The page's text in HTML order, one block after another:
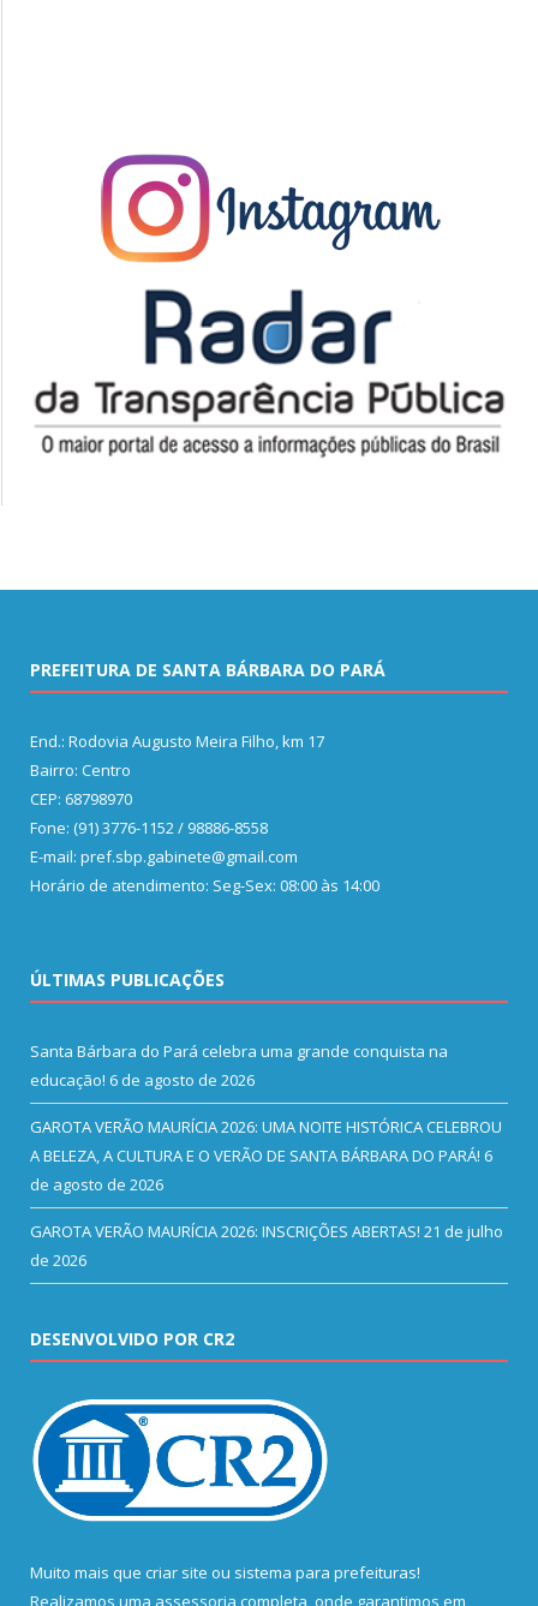
PREFEITURA DE SANTA BÁRBARA DO PARÁ
End.: Rodovia Augusto Meira Filho, km 17
Bairro: Centro
CEP: 68798970
Fone: (91) 3776-1152 / 98886-8558
E-mail: pref.sbp.gabinete@gmail.com
Horário de atendimento: Seg-Sex: 08:00 às 14:00
ÚLTIMAS PUBLICAÇÕES
Santa Bárbara do Pará celebra uma grande conquista na
educação! 6 de agosto de 2026
GAROTA VERÃO MAURÍCIA 2026: UMA NOITE HISTÓRICA CELEBROU
A BELEZA, A CULTURA E O VERÃO DE SANTA BÁRBARA DO PARÁ! 6
de agosto de 2026
GAROTA VERÃO MAURÍCIA 2026: INSCRIÇÕES ABERTAS! 21 de julho
de 2026
DESENVOLVIDO POR CR2
Muito mais que criar site ou sistema para prefeituras!
Realizamos uma assessoria completa, onde garantimos em